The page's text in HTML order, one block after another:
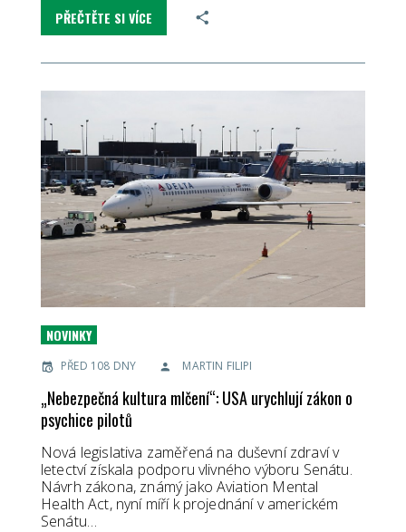
PŘEČTĚTE SI VÍCE
NOVINKY
PŘED 108 DNY MARTIN FILIPI
„Nebezpečná kultura mlčení“: USA urychlují zákon o
psychice pilotů
Nová legislativa zaměřená na duševní zdraví v
letectví získala podporu vlivného výboru Senátu.
Návrh zákona, známý jako Aviation Mental
Health Act, nyní míří k projednání v americkém
Senátu…